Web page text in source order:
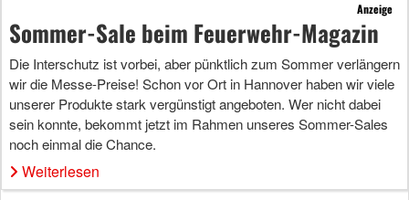
Anzeige
Sommer-Sale beim Feuerwehr-Magazin
Die Interschutz ist vorbei, aber pünktlich zum Sommer verlängern
wir die Messe-Preise! Schon vor Ort in Hannover haben wir viele
unserer Produkte stark vergünstigt angeboten. Wer nicht dabei
sein konnte, bekommt jetzt im Rahmen unseres Sommer-Sales
noch einmal die Chance.
Weiterlesen